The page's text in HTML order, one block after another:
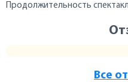
Продолжительность
Все